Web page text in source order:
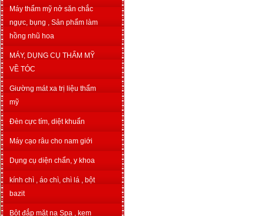
Máy thẩm mỹ nở săn chắc
ngực, bụng , Sản phẩm làm
hồng nhũ hoa
MÁY, DỤNG CỤ THẨM MỸ
VỀ TÓC
Giường mát xa trị liệu thẩm
mỹ
Đèn cực tím, diệt khuẩn
Máy cạo râu cho nam giới
Dụng cụ diện chẩn, y khoa
kính chì , áo chì, chì lá , bột
bazit
Bột đắp mặt nạ Spa , kem